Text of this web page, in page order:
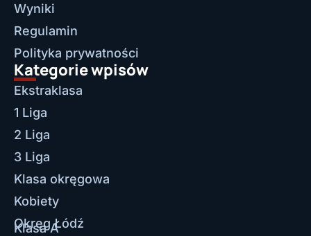
Wyniki
Regulamin
Polityka prywatności
Kategorie wpisów
Ekstraklasa
1 Liga
2 Liga
3 Liga
Klasa okręgowa
Kobiety
Okręg Łódź
Klasa A